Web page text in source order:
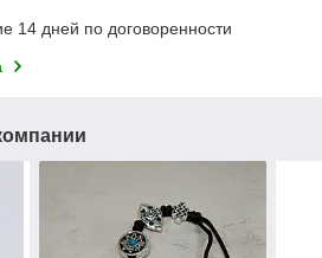
14 дней по договоренности